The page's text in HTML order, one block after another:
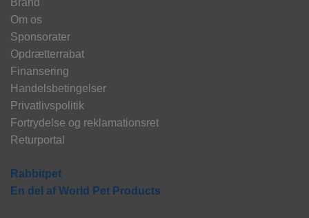
Brand
Om os
Sponsorater
Opdrætterrabat
Finansering
Handelsbetingelser
Privatlivspolitik
Fortrydelse og reklamationsret
Returportal
Rabbitpet
En del af World Pet Products